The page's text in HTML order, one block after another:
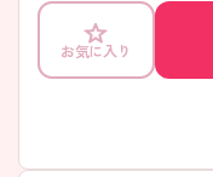
お気に入り